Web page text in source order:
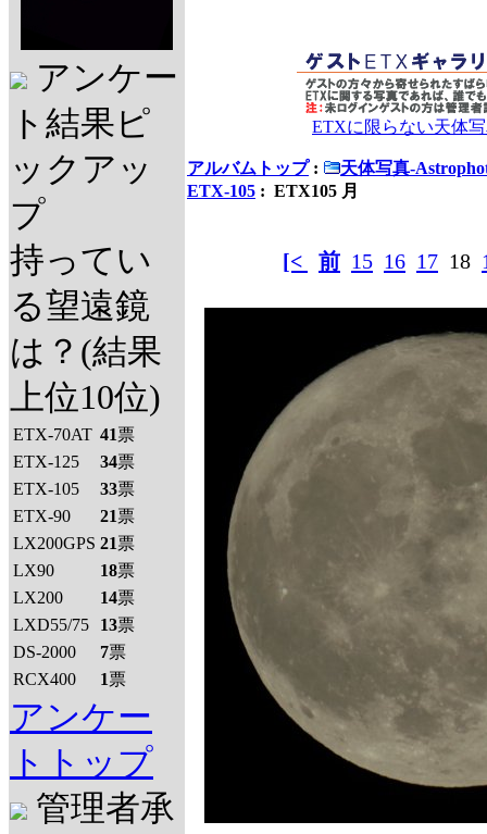
アンケー
ト結果ピ
ックアッ
プ
持ってい
る望遠鏡
は？(結果
上位10位)
ETX-70AT 41票
ETX-125
34票
ETX-105
33票
ETX-90
21票
LX200GPS 21票
LX90
18票
LX200
14票
LXD55/75
13票
DS-2000
7票
RCX400
1票
アンケー
トトップ
管理者承
ETXに限らない天体
アルバムトップ:
天体写真-
ETX-105 : ETX105 月
[< 前 15 16 17 18